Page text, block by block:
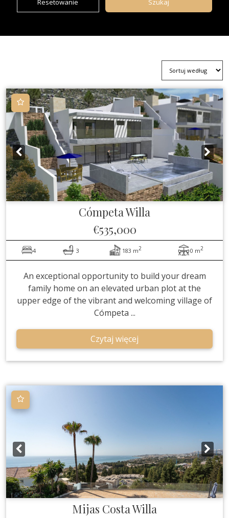
CómpetaWilla
€535,000
4 3 183 m2 0 m2
An exceptional opportunity to build your dream
family home on an elevated urban plot at the
upper edge of the vibrant and welcoming village of
Cómpeta ...
Czytaj więcej
Mijas CostaWilla